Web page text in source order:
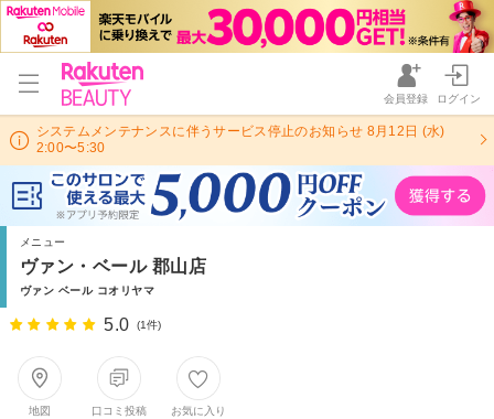
会員登録 ログイン
システムメンテナンスに伴うサービス停止のお知らせ 8月12日 (水)
2:00〜5:30
メニュー
ヴァン・ベール 郡山店
ヴァン ベール コオリヤマ
5.0 (1件)
地図
口コミ投稿
お気に入り